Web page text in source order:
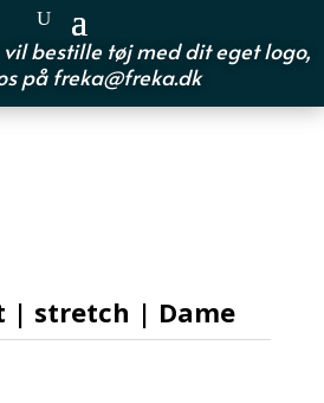
vil bestille tøj med dit eget logo,
på freka@freka.dk
| stretch | Dame